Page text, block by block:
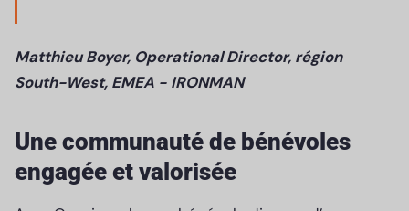
Matthieu Boyer, Operational Director, région
South-West, EMEA - IRONMAN
Une communauté de bénévoles
engagée et valorisée